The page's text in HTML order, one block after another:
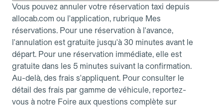
Vous pouvez annuler votre réservation taxi depuis
allocab.com ou l'application, rubrique Mes
réservations. Pour une réservation à l'avance,
l'annulation est gratuite jusqu'à 30 minutes avant le
départ. Pour une réservation immédiate, elle est
gratuite dans les 5 minutes suivant la confirmation.
Au-delà, des frais s'appliquent. Pour consulter le
détail des frais par gamme de véhicule, reportez-
vous à notre Foire aux questions complète sur